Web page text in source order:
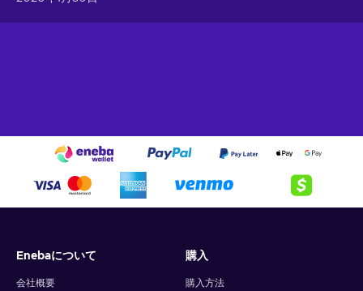
How to redeem Gift Me Crypto (GMC)
3. Enter your email address,
4. Pick the desired crypto between 8 of the most popular
crypto,
5. Enter your wallet address and click on redeem,
Note: You can choose one currency at a time and can only
redeem your whole voucher at once. Once you’ve done that,
Enebaについて
会社概要
購入
購入方法